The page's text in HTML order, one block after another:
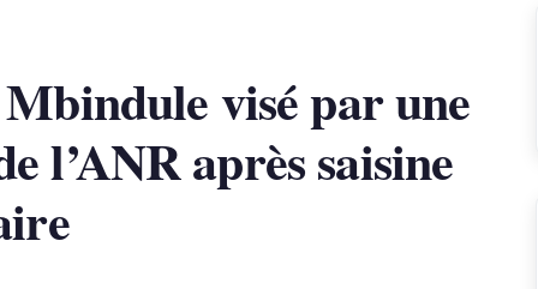
visé par une
l’ANR après saisine